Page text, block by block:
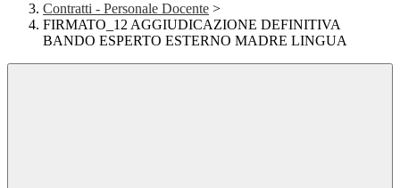
Contratti - Personale Docente >
FIRMATO_12 AGGIUDICAZIONE DEFINITIVA
BANDO ESPERTO ESTERNO MADRE LINGUA